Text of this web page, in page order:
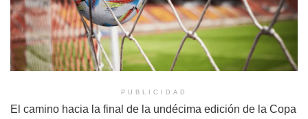
PUBLICIDAD
El camino hacia la final de la undécima edición de la Copa